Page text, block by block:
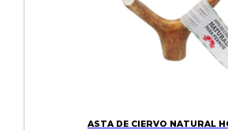
ASTA DE CIERVO NATURAL